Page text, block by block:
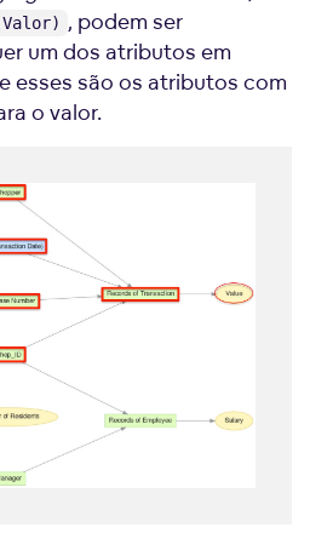
, podem ser
um dos atributos em
esses são os atributos com
o valor.